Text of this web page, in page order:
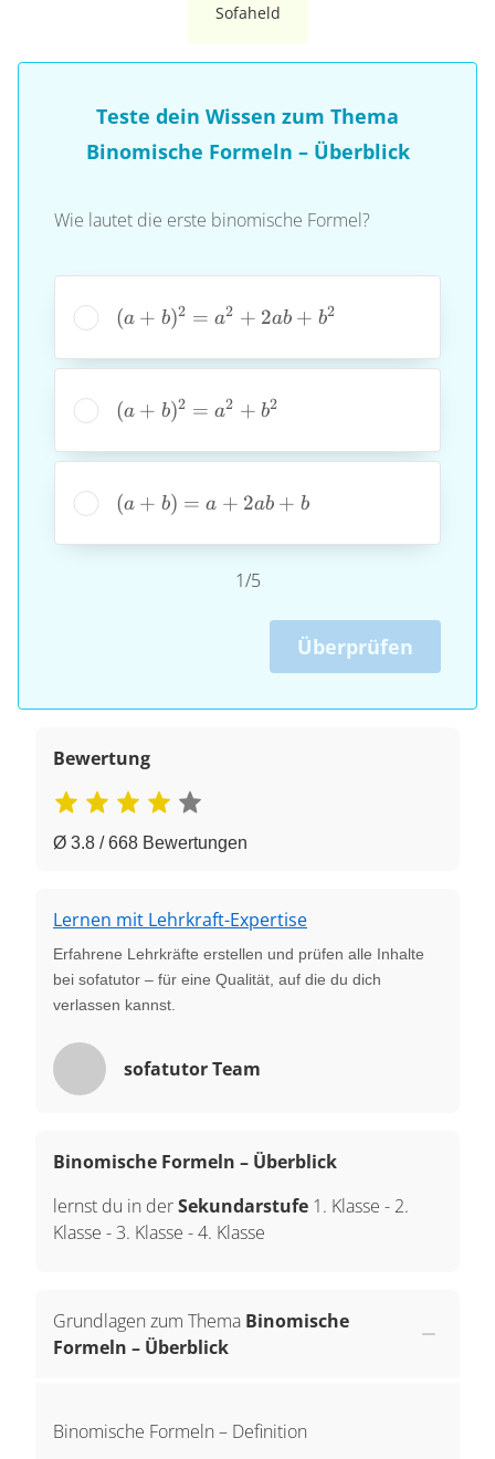
Sofaheld
Teste dein Wissen zum Thema
Binomische Formeln – Überblick
Wie lautet die erste binomische Formel?
(a +
=
+ 2ab
b^{2}
(a + b)2 = a2 + 2ab + b2
(a +
=
+
(a + b)2 = a2 + b2
(a
b)
(a + b) = a + 2ab + b
1/5
Überprüfen
Bewertung
Ø 3.8 / 668 Bewertungen
Lernen mit Lehrkraft-Expertise
Erfahrene Lehrkräfte erstellen und prüfen alle Inhalte
bei sofatutor – für eine Qualität, auf die du dich
verlassen kannst.
sofatutor Team
Binomische Formeln – Überblick
lernst du in derSekundarstufe 1. Klasse - 2.
Klasse - 3. Klasse -4. Klasse
Grundlagen zum Thema Binomische
Formeln – Überblick
Binomische Formeln – Definition